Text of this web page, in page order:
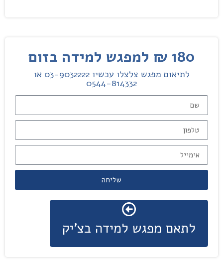
180 ₪ למפגש למידה בזום
לתיאום מפגש צלצלו עכשיו 03-9032222 או
0544-814332
שליחה
לתאם מפגש למידה בצ'יק